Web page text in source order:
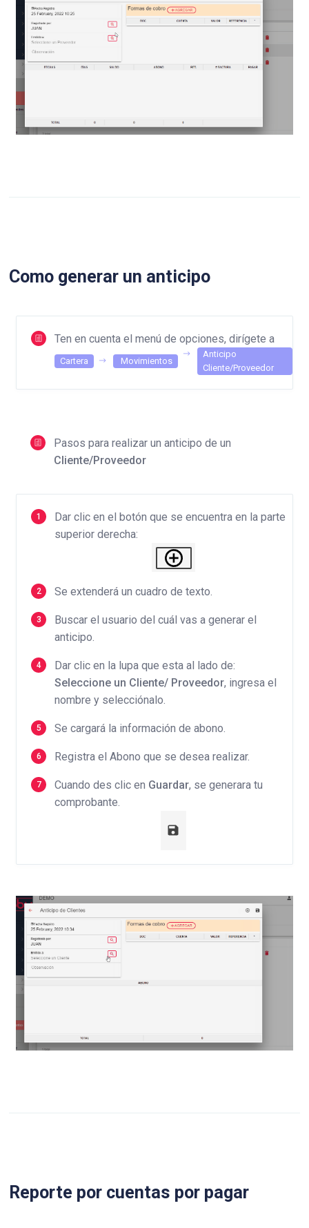
Como generar un anticipo
Ten en cuenta el menú de opciones, dirígete a
Cartera Movimientos
Anticipo
Cliente/Proveedor
Pasos para realizar un anticipo de un
Cliente/Proveedor
Dar clic en el botón que se encuentra en la parte
superior derecha:
Se extenderá un cuadro de texto.
Buscar el usuario del cuál vas a generar el
anticipo.
Dar clic en la lupa que esta al lado de:
Seleccione un Cliente/ Proveedor, ingresa el
nombre y selecciónalo.
Se cargará la información de abono.
Registra el Abono que se desea realizar.
Cuando des clic en Guardar, se generara tu
comprobante.
Reporte por cuentas por pagar